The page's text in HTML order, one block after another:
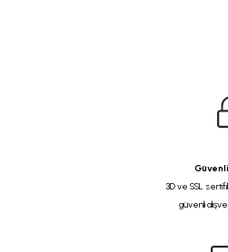
3D ve SSL
güvenli